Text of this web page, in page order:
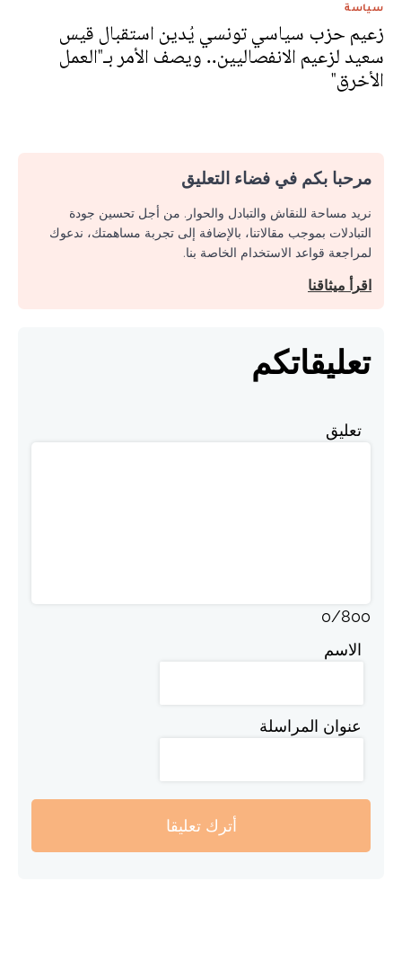
سياسة
زعيم حزب سياسي تونسي يُدين استقبال قيس
سعيد لزعيم الانفصاليين.. ويصف الأمر بـ"العمل
الأخرق"
مرحبا بكم في فضاء التعليق
نريد مساحة للنقاش والتبادل والحوار. من أجل تحسين جودة
التبادلات بموجب مقالاتنا، بالإضافة إلى تجربة مساهمتك، ندعوك
لمراجعة قواعد الاستخدام الخاصة بنا.
اقرأ ميثاقنا
تعليقاتكم
تعليق
0/800
الاسم
عنوان المراسلة
أترك تعليقا